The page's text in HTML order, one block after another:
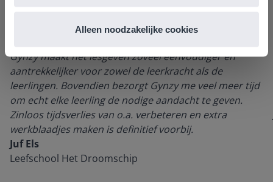
Alleen noodzakelijke cookies
Gynzy maakt het lesgeven zoveel eenvoudiger én
aantrekkelijker voor zowel de leerkracht als de
leerlingen. Bovendien bezorgt Gynzy me veel meer tijd
om echt elke leerling de nodige aandacht te geven.
Zinloos tijdsverlies van o.a. verbeteren en extra
werkblaadjes maken is definitief voorbij.
Juf Els
Leefschool Het Droomschip